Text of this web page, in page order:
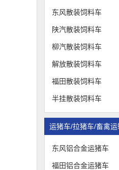
东风散装饲料车
陕汽散装饲料车
柳汽散装饲料车
解放散装饲料车
福田散装饲料车
半挂散装饲料车
运猪车/拉猪车/畜禽运
东风铝合金运猪车
福田铝合金运猪车